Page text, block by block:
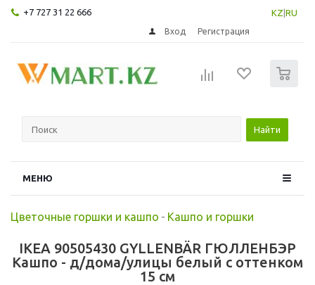
+7 727 31 22 666 KZ RU
Вход Регистрация
Найти
МЕНЮ
Цветочные горшки и кашпо - Кашпо и горшки
IKEA 90505430 GYLLENBÄR ГЮЛЛЕНБЭР
Кашпо - д/дома/улицы белый с оттенком
15 см